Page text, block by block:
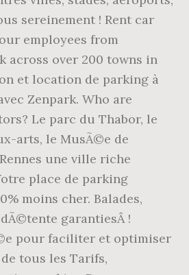
sereinement ! Rent car
employees from
across over 200 towns in
et location de parking à
Zenpark. Who are
Le parc du Thabor, le
arts, le MusÃ©e de
une ville riche
place de parking
moins cher. Balades,
garantiesÂ !
pour faciliter et optimiser
tous les Tarifs,